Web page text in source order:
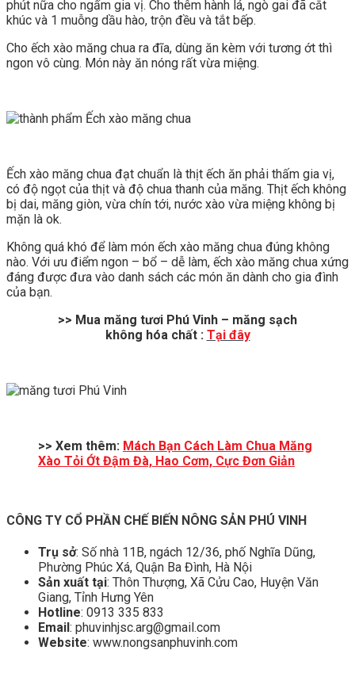
phút nữa cho ngấm gia vị. Cho thêm hành lá, ngò gai đã cắt
khúc và 1 muỗng dầu hào, trộn đều và tắt bếp.
Cho ếch xào măng chua ra đĩa, dùng ăn kèm với tương ớt thì
ngon vô cùng. Món này ăn nóng rất vừa miệng.
Ếch xào măng chua đạt chuẩn là thịt ếch ăn phải thấm gia vị,
có độ ngọt của thịt và độ chua thanh của măng. Thịt ếch không
bị dai, măng giòn, vừa chín tới, nước xào vừa miệng không bị
mặn là ok.
Không quá khó để làm món ếch xào măng chua đúng không
nào. Với ưu điểm ngon – bổ – dễ làm, ếch xào măng chua xứng
đáng được đưa vào danh sách các món ăn dành cho gia đình
của bạn.
>> Mua măng tươi Phú Vinh – măng sạch
không hóa chất : Tại đây
>> Xem thêm: Mách Bạn Cách Làm Chua Măng
Xào Tỏi Ớt Đậm Đà, Hao Cơm, Cực Đơn Giản
CÔNG TY CỔ PHẦN CHẾ BIẾN NÔNG SẢN PHÚ VINH
Trụ sở: Số nhà 11B, ngách 12/36, phố Nghĩa Dũng,
Phường Phúc Xá, Quận Ba Đình, Hà Nội
Sản xuất tại: Thôn Thượng, Xã Cửu Cao, Huyện Văn
Giang, Tỉnh Hưng Yên
Hotline: 0913 335 833
Email: phuvinhjsc.arg@gmail.com
Website: www.nongsanphuvinh.com